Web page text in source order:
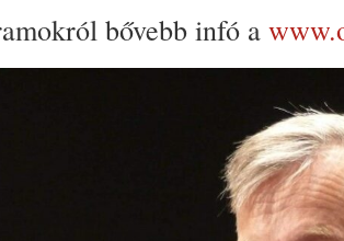
bővebb infó a